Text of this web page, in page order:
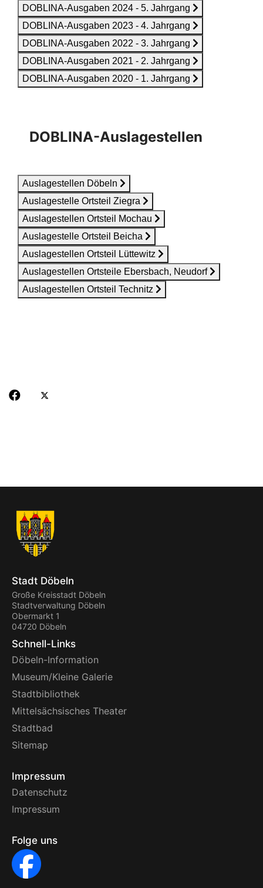
DOBLINA-Ausgaben 2024 - 5. Jahrgang
DOBLINA-Ausgaben 2023 - 4. Jahrgang
DOBLINA-Ausgaben 2022 - 3. Jahrgang
DOBLINA-Ausgaben 2021 - 2. Jahrgang
DOBLINA-Ausgaben 2020 - 1. Jahrgang
DOBLINA-Auslagestellen
Auslagestellen Döbeln
Auslagestelle Ortsteil Ziegra
Auslagestellen Ortsteil Mochau
Auslagestelle Ortsteil Beicha
Auslagestellen Ortsteil Lüttewitz
Auslagestellen Ortsteile Ebersbach, Neudorf
Auslagestellen Ortsteil Technitz
Stadt Döbeln
Große Kreisstadt Döbeln
Stadtverwaltung Döbeln
Obermarkt 1
04720 Döbeln
Schnell-Links
Döbeln-Information
Museum/Kleine Galerie
Stadtbibliothek
Mittelsächsisches Theater
Stadtbad
Sitemap
Impressum
Datenschutz
Impressum
Folge uns